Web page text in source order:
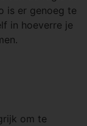
is er genoeg te
in hoeverre je
om te